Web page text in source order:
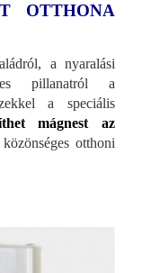
OTTHONA
a nyaralási
pillanatról a
a speciális
mágnest az
otthoni